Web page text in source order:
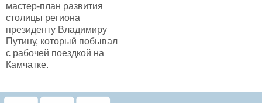
мастер-план развития
столицы региона
президенту Владимиру
Путину, который побывал
с рабочей поездкой на
Камчатке.